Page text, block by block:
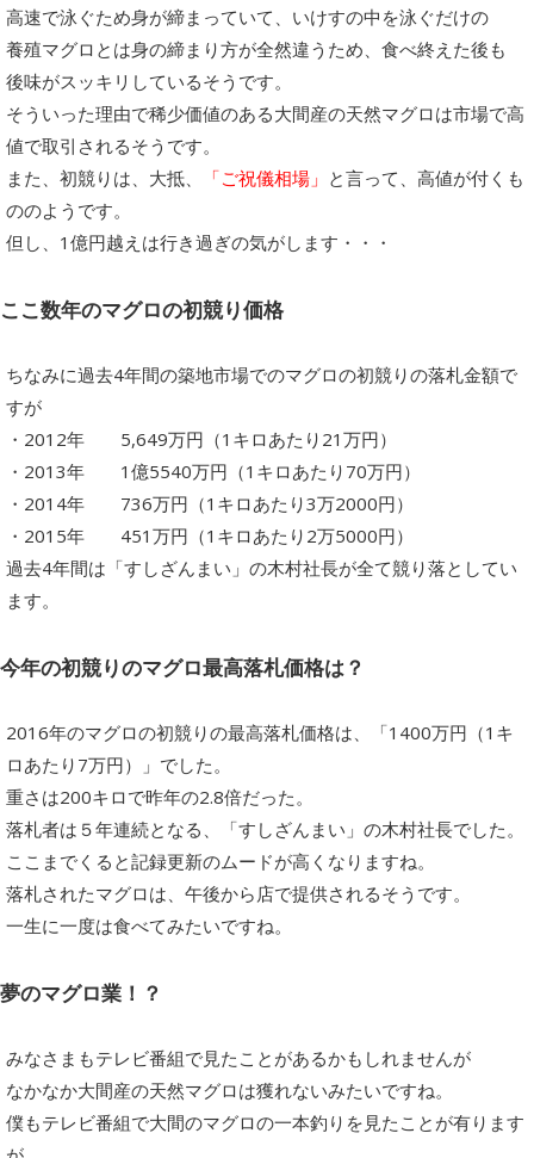
高速で泳ぐため身が締まっていて、いけすの中を泳ぐだけの
養殖マグロとは身の締まり方が全然違うため、食べ終えた後も
後味がスッキリしているそうです。
そういった理由で稀少価値のある大間産の天然マグロは市場で高
値で取引されるそうです。
また、初競りは、大抵、
「ご祝儀相場」 と言って、高値が付くも
ののようです。
但し、1億円越えは行き過ぎの気がします・・・
ここ数年のマグロの初競り価格
ちなみに過去4年間の築地市場でのマグロの初競りの落札金額で
すが
・2012年 5,649万円（1キロあたり21万円）
・2013年 1億5540万円（1キロあたり70万円）
・2014年 736万円（1キロあたり3万2000円）
・2015年 451万円（1キロあたり2万5000円）
過去4年間は「すしざんまい」の木村社長が全て競り落としてい
ます。
今年の初競りのマグロ最高落札価格は？
2016年のマグロの初競りの最高落札価格は、「1400万円（1キ
ロあたり7万円）」でした。
重さは200キロで昨年の2.8倍だった。
落札者は５年連続となる、「すしざんまい」の木村社長でした。
ここまでくると記録更新のムードが高くなりますね。
落札されたマグロは、午後から店で提供されるそうです。
一生に一度は食べてみたいですね。
夢のマグロ業！？
みなさまもテレビ番組で見たことがあるかもしれませんが
なかなか大間産の天然マグロは獲れないみたいですね。
僕もテレビ番組で大間のマグロの一本釣りを見たことが有ります